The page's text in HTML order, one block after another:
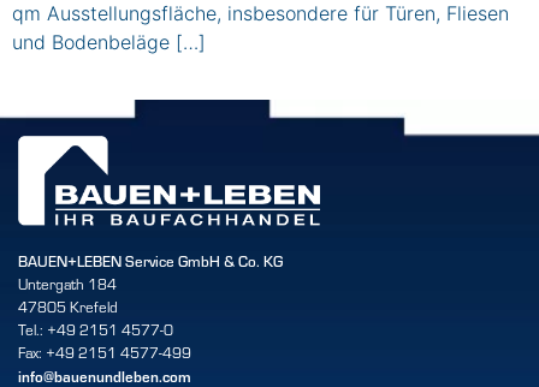
qm Ausstellungsfläche, insbesondere für Türen, Fliesen
und Bodenbeläge […]
BAUEN+LEBEN Service GmbH & Co. KG
Untergath 184
47805 Krefeld
Tel.: +49 2151 4577-0
Fax: +49 2151 4577-499
info@bauenundleben.com